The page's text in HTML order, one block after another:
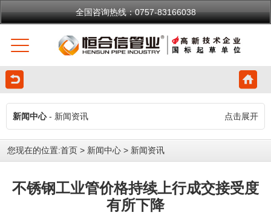
全国咨询热线：0757-83166038
新闻中心- 新闻资讯 点击展开
您现在的位置:首页 > 新闻中心 > 新闻资讯
不锈钢工业管价格持续上行成交接受度
有所下降